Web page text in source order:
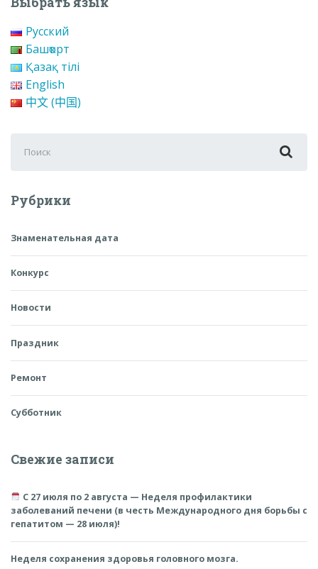
Русский
Башҡорт
Қазақ тілі
English
中文 (中国)
для:
Рубрики
Знаменательная дата
Конкурс
Новости
Праздник
Ремонт
Субботник
Свежие записи
С 27 июля по 2 августа — Неделя профилактики
заболеваний печени (в честь Международного дня борьбы с
гепатитом — 28 июля)!
Неделя сохранения здоровья головного мозга.